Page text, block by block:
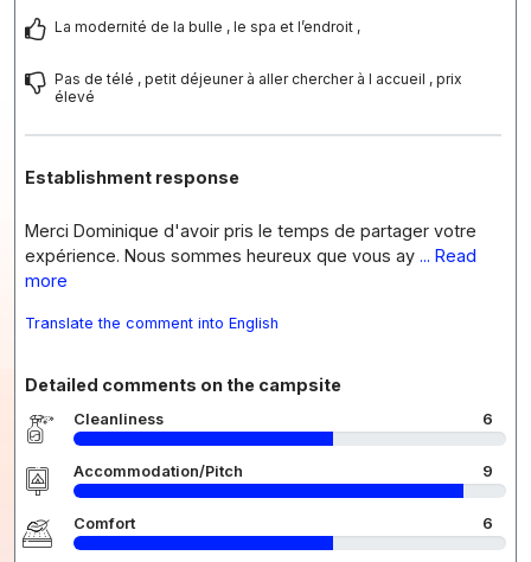
La modernité de la bulle , le spa et l’endroit ,
Pas de télé , petit déjeuner à aller chercher à l accueil , prix
élevé
Establishment response
Merci Dominique d'avoir pris le temps de partager votre
expérience. Nous sommes heureux que vous ay ... Read
more
Translate the comment into English
Detailed comments on the campsite
Cleanliness 6
Accommodation/Pitch 9
Comfort 6